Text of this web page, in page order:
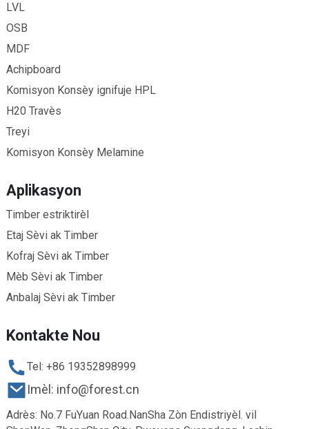
LVL
OSB
MDF
Achipboard
Komisyon Konsèy ignifuje HPL
H20 Travès
Treyi
Komisyon Konsèy Melamine
Aplikasyon
Timber estriktirèl
Etaj Sèvi ak Timber
Kofraj Sèvi ak Timber
Mèb Sèvi ak Timber
Anbalaj Sèvi ak Timber
Kontakte Nou
Tel: +86 19352898999
Imèl: info@forest.cn
Adrès: No.7 FuYuan Road.NanSha Zòn Endistriyèl. vil